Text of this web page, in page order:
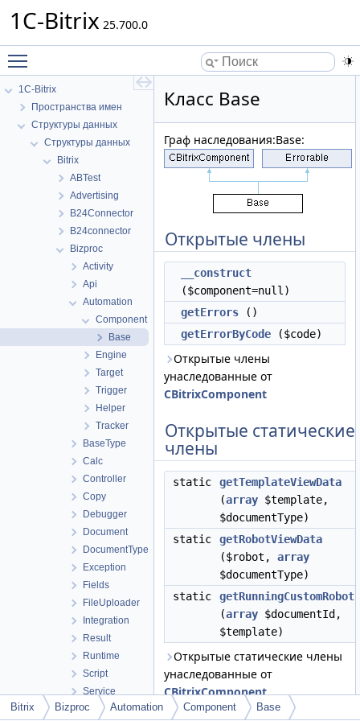
1C-Bitrix 25.700.0
1C-Bitrix
Пространства имен
Структуры данных
Структуры данных
Bitrix
ABTest
Advertising
B24Connector
B24connector
Bizproc
Activity
Api
Automation
Component
Base
Engine
Target
Trigger
Helper
Tracker
BaseType
Calc
Controller
Copy
Debugger
Document
DocumentType
Exception
Fields
FileUploader
Integration
Result
Runtime
Script
Service
Storage
Класс Base
Граф наследования:Base:
Открытые члены
__construct
($component=null)
getErrors ()
getErrorByCode ($code)
Открытые члены
унаследованные от
CBitrixComponent
Открытые статические
члены
static
getTemplateViewData
(array $template,
$documentType)
static
getRobotViewData
($robot, array
$documentType)
static
getRunningCustomRobots
(array $documentId,
$template)
Открытые статические члены
унаследованные от
CBitrixComponent
Bitrix Bizproc Automation Component Base